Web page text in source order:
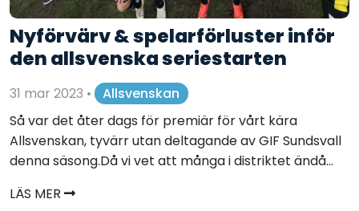
Nyförvärv & spelarförluster inför
den allsvenska seriestarten
31 mar 2023 •
Allsvenskan
Så var det åter dags för premiär för vårt kära
Allsvenskan, tyvärr utan deltagande av GIF Sundsvall
denna säsong.Då vi vet att många i distriktet ändå...
LÄS MER